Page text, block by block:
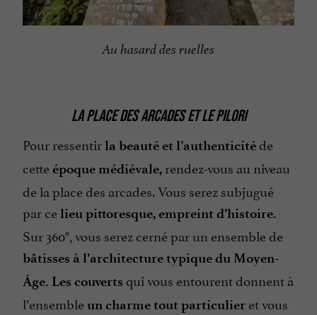
Au hasard des ruelles
LA PLACE DES ARCADES ET LE PILORI
Pour ressentirla beauté et l’authenticitéde
cetteépoque médiévale, rendez-vous au niveau
de la place des arcades. Vous serez subjugué
par celieu pittoresque, empreint d’histoire.
Sur 360°, vous serez cerné par un ensemble de
bâtisses à l’architecture typique du Moyen-
Âge. Les couverts qui vous entourent donnent à
l’ensembleun charme tout particulier et vous